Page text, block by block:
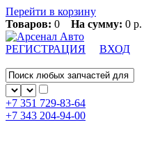
Перейти в корзину
Товаров: 0 На сумму: 0 р.
РЕГИСТРАЦИЯ ВХОД
+7 351 729-83-64
+7 343 204-94-00